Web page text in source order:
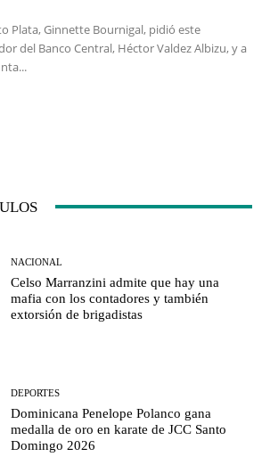
Plata, Ginnette Bournigal, pidió este
del Banco Central, Héctor Valdez Albizu, y a
NACIONAL
Celso Marranzini admite que hay una
mafia con los contadores y también
extorsión de brigadistas
DEPORTES
Dominicana Penelope Polanco gana
medalla de oro en karate de JCC Santo
Domingo 2026